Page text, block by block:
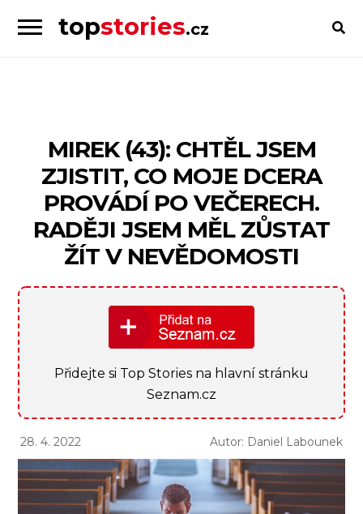
Skip
to
Skip
to
topstories.cz
lidi
MIREK (43): CHTĚL JSEM
ZJISTIT, CO MOJE DCERA
PROVÁDÍ PO VEČERECH.
RADĚJI JSEM MĚL ZŮSTAT
ŽÍT V NEVĚDOMOSTI
Přidejte si Top Stories na hlavní stránku
Seznam.cz
28. 4. 2022 Autor: Daniel Labounek